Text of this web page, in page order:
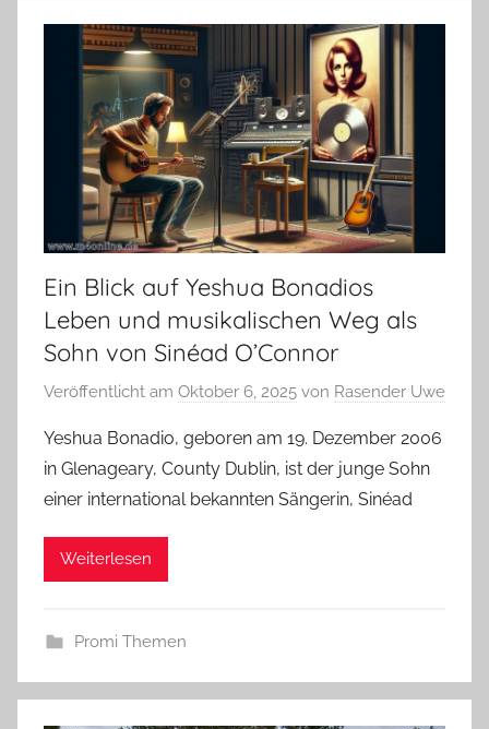
Ein Blick auf Yeshua Bonadios
Leben und musikalischen Weg als
Sohn von Sinéad O’Connor
Veröffentlicht am Oktober 6, 2025 von Rasender Uwe
Yeshua Bonadio, geboren am 19. Dezember 2006
in Glenageary, County Dublin, ist der junge Sohn
einer international bekannten Sängerin, Sinéad
Weiterlesen
Promi Themen